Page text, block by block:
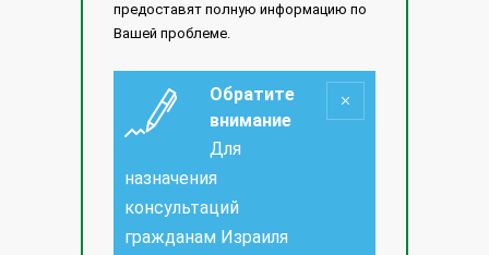
предоставят полную информацию по
Вашей проблеме.
Обратите
внимание
Для
назначения
консультаций
гражданам Израиля